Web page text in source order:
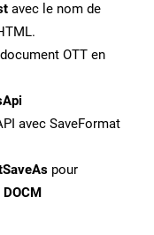
avec le nom de
OTT en
avec SaveFormat
pour
DOCM